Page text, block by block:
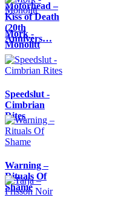
Motörhead –
Kiss of Death
(20th
Annivers…
Mork -
Monolitt
Speedslut -
Cimbrian
Rites
Warning –
Rituals Of
Shame